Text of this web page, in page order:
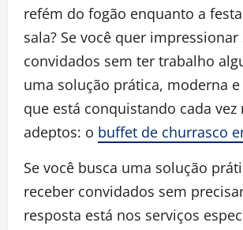
refém do fogão enquanto a
sala? Se você quer impressionar
convidados sem ter trabalho
uma solução prática, moderna
que está conquistando cada vez
adeptos: o buffet de churrasco
Se você busca uma solução
receber convidados sem
resposta está nos serviços